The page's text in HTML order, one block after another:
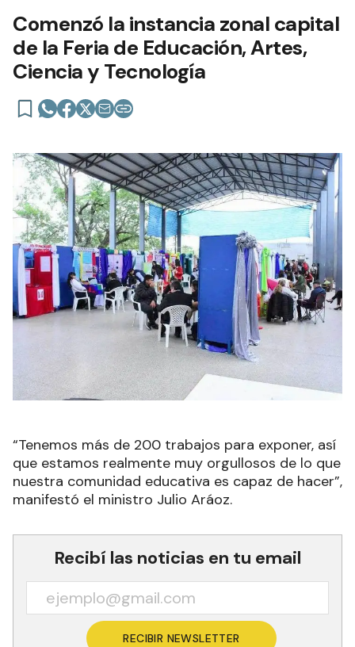
Comenzó la instancia zonal capital
de la Feria de Educación, Artes,
Ciencia y Tecnología
“Tenemos más de 200 trabajos para exponer, así
que estamos realmente muy orgullosos de lo que
nuestra comunidad educativa es capaz de hacer”,
manifestó el ministro Julio Aráoz.
Recibí las noticias en tu email
RECIBIR NEWSLETTER